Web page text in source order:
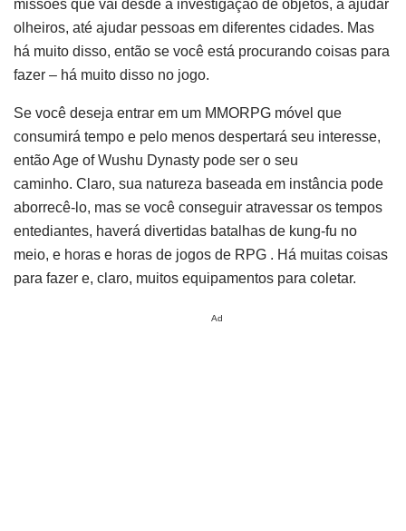
missões que vai desde a investigação de objetos, a ajudar
olheiros, até ajudar pessoas em diferentes cidades. Mas
há muito disso, então se você está procurando coisas para
fazer – há muito disso no jogo.
Se você deseja entrar em um MMORPG móvel que
consumirá tempo e pelo menos despertará seu interesse,
então Age of Wushu Dynasty pode ser o seu
caminho. Claro, sua natureza baseada em instância pode
aborrecê-lo, mas se você conseguir atravessar os tempos
entediantes, haverá divertidas batalhas de kung-fu no
meio, e horas e horas de jogos de RPG . Há muitas coisas
para fazer e, claro, muitos equipamentos para coletar.
Ad